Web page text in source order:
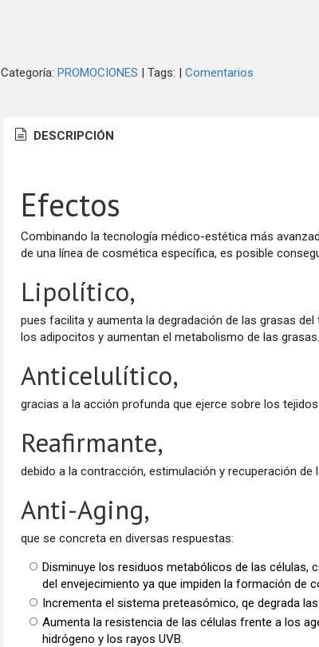
Categoría: PROMOCIONES | Tags: | Comentarios
DESCRIPCIÓN
Efectos
Combinando la tecnología médico-estética más
de una línea de cosmética específica, es posible
Lipolítico,
pues facilita y aumenta la degradación de las grasas
los adipocitos y aumentan el metabolismo de las grasas.
Anticelulítico,
gracias a la acción profunda que ejerce sobre los
Reafirmante,
debido a la contracción, estimulación y recuperación de
Anti-Aging,
que se concreta en diversas respuestas:
Disminuye los residuos metabólicos de las células,
del envejecimiento ya que impiden la formación de
Incrementa el sistema preteasómico, qe degrada
Aumenta la resistencia de las células frente a los
hidrógeno y los rayos UVB.